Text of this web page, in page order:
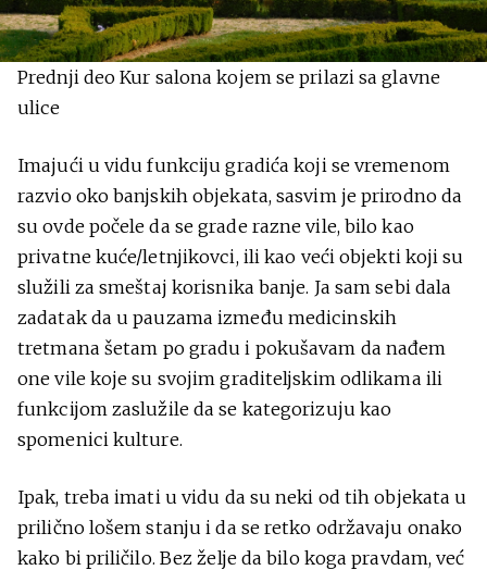
Prednji deo Kur salona kojem se prilazi sa glavne
ulice
Imajući u vidu funkciju gradića koji se vremenom
razvio oko banjskih objekata, sasvim je prirodno da
su ovde počele da se grade razne vile, bilo kao
privatne kuće/letnjikovci, ili kao veći objekti koji su
služili za smeštaj korisnika banje. Ja sam sebi dala
zadatak da u pauzama između medicinskih
tretmana šetam po gradu i pokušavam da nađem
one vile koje su svojim graditeljskim odlikama ili
funkcijom zaslužile da se kategorizuju kao
spomenici kulture.
Ipak, treba imati u vidu da su neki od tih objekata u
prilično lošem stanju i da se retko održavaju onako
kako bi priličilo. Bez želje da bilo koga pravdam, već